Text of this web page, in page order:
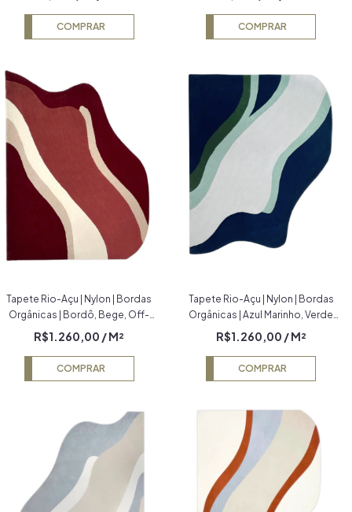
COMPRAR COMPRAR
Tapete Rio-Açu | Nylon | Bordas
Orgânicas | Bordô, Bege, Off-
White e Cobre Econyl
R$1.260,00 / M²
COMPRAR
Tapete Rio-Açu | Nylon | Bordas
Orgânicas | Azul Marinho, Verde
Escuro, Verde e Prata Econyl
R$1.260,00 / M²
COMPRAR